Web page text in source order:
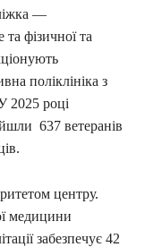
—
та фізичної та
поліклініка з
2025 році
637 ветеранів
центру.
медицини
забезпечує 42